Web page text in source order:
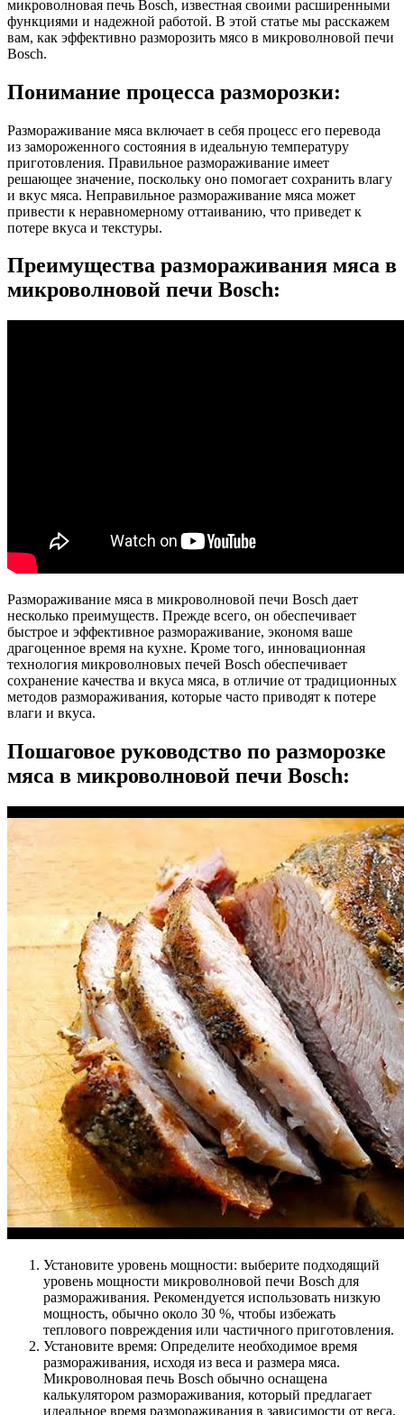
микроволновая печь Bosch, известная своими расширенными
функциями и надежной работой. В этой статье мы расскажем
вам, как эффективно разморозить мясо в микроволновой печи
Bosch.
Понимание процесса разморозки:
Размораживание мяса включает в себя процесс его перевода
из замороженного состояния в идеальную температуру
приготовления. Правильное размораживание имеет
решающее значение, поскольку оно помогает сохранить влагу
и вкус мяса. Неправильное размораживание мяса может
привести к неравномерному оттаиванию, что приведет к
потере вкуса и текстуры.
Преимущества размораживания мяса в
микроволновой печи Bosch:
Размораживание мяса в микроволновой печи Bosch дает
несколько преимуществ. Прежде всего, он обеспечивает
быстрое и эффективное размораживание, экономя ваше
драгоценное время на кухне. Кроме того, инновационная
технология микроволновых печей Bosch обеспечивает
сохранение качества и вкуса мяса, в отличие от традиционных
методов размораживания, которые часто приводят к потере
влаги и вкуса.
Пошаговое руководство по разморозке
мяса в микроволновой печи Bosch:
Установите уровень мощности: выберите подходящий
уровень мощности микроволновой печи Bosch для
размораживания. Рекомендуется использовать низкую
мощность, обычно около 30 %, чтобы избежать
теплового повреждения или частичного приготовления.
Установите время: Определите необходимое время
размораживания, исходя из веса и размера мяса.
Микроволновая печь Bosch обычно оснащена
калькулятором размораживания, который предлагает
идеальное время размораживания в зависимости от веса.